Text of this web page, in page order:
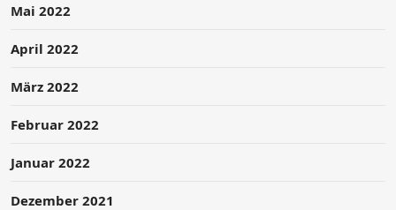
Mai 2022
April 2022
März 2022
Februar 2022
Januar 2022
Dezember 2021